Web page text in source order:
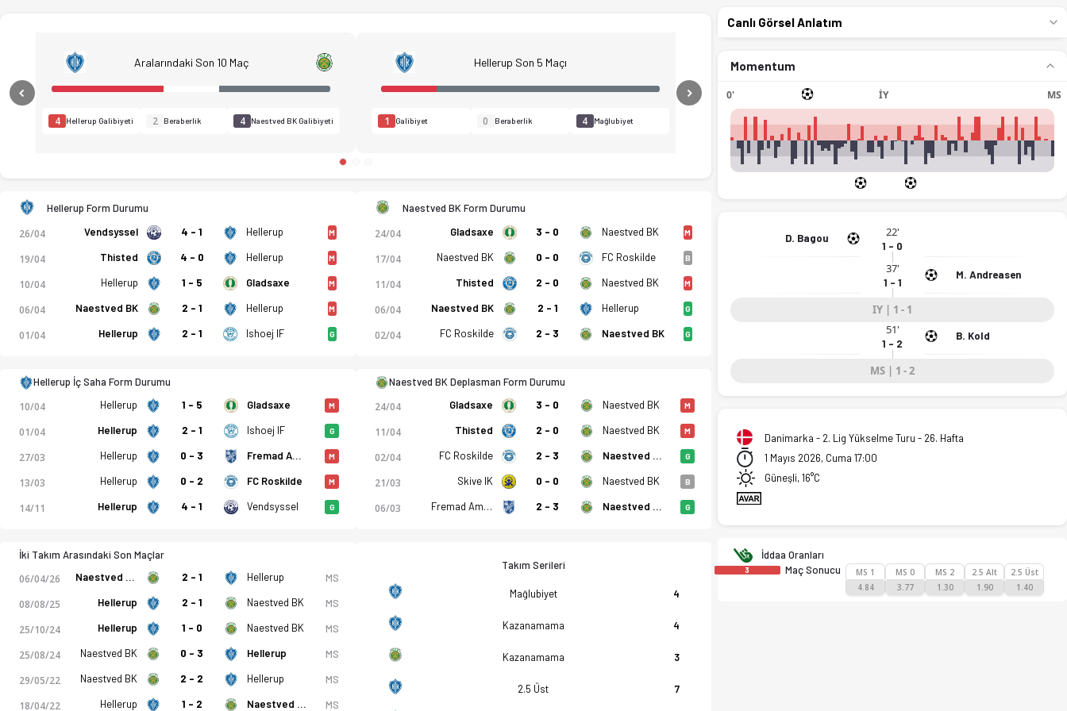
HIK Hellerup - Naestved BK 1-2 bitti. Gol anları, kadro, istatistikler, puan durumu ve iddaa oranları Ofsayt'ta. (01.05.2026)
Aralarındaki Son 10 Maç
4 Hellerup Galibiyeti 2 Beraberlik 4 Naestved BK Galibiyeti
Hellerup Son 5 Maçı
1 Galibiyet 0 Beraberlik 4 Mağlubiyet
Previous Next
Hellerup Form Durumu
26/04 Vendsyssel 4 - 1 Hellerup M
19/04 Thisted 4 - 0 Hellerup M
10/04 Hellerup 1 - 5 Gladsaxe M
06/04 Naestved BK 2 - 1 Hellerup M
01/04 Hellerup 2 - 1 Ishoej IF G
Naestved BK Form Durumu
24/04 Gladsaxe 3 - 0 Naestved BK M
17/04 Naestved BK 0 - 0 FC Roskilde B
11/04 Thisted 2 - 0 Naestved BK M
06/04 Naestved BK 2 - 1 Hellerup G
02/04 FC Roskilde 2 - 3 Naestved BK G
Hellerup İç Saha Form Durumu
10/04 Hellerup 1 - 5 Gladsaxe M
01/04 Hellerup 2 - 1 Ishoej IF G
27/03 Hellerup 0 - 3 Fremad Amager M
13/03 Hellerup 0 - 2 FC Roskilde M
14/11 Hellerup 4 - 1 Vendsyssel G
Naestved BK Deplasman Form Durumu
24/04 Gladsaxe 3 - 0 Naestved BK M
11/04 Thisted 2 - 0 Naestved BK M
02/04 FC Roskilde 2 - 3 Naestved BK G
21/03 Skive IK 0 - 0 Naestved BK B
06/03 Fremad Amager 2 - 3 Naestved BK G
İki Takım Arasındaki Son Maçlar
06/04/26 Naestved BK 2 - 1 Hellerup MS
08/08/25 Hellerup 2 - 1 Naestved BK MS
25/10/24 Hellerup 1 - 0 Naestved BK MS
25/08/24 Naestved BK 0 - 3 Hellerup MS
29/05/22 Naestved BK 2 - 2 Hellerup MS
18/04/22 Hellerup 1 - 2 Naestved BK MS
Takım Serileri
Mağlubiyet 4
Kazanamama 4
Kazanamama 3
2.5 Üst 7
Canlı Görsel Anlatım
Momentum
0' İY MS
D. Bagou 22'
1 - 0
37'
1 - 1
M. Andreasen
IY | 1 - 1
51'
1 - 2
B. Kold
MS | 1 - 2
Danimarka - 2. Lig Yükselme Turu - 26. Hafta
1 Mayıs 2026, Cuma 17:00
Güneşli, 16°C
İddaa Oranları
3 Maç Sonucu
MS 1
4.84
MS 0
3.77
MS 2
1.30
2.5 Alt
1.90
2.5 Üst
1.40